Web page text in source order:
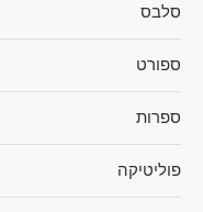
סלבס
ספורט
ספרות
פוליטיקה